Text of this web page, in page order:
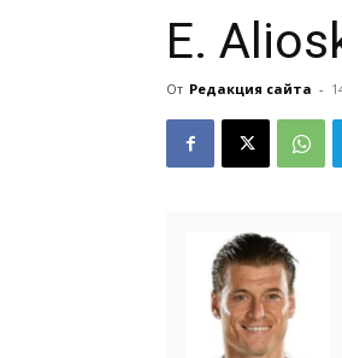
E.
От Редакция сайта -